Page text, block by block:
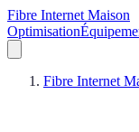
Fibre Internet Maison
Optimisation
Fibre Internet